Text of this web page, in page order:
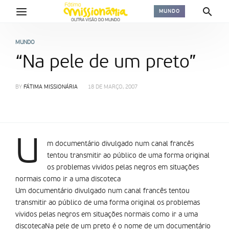
MUNDO
MUNDO
“Na pele de um preto”
BY FÁTIMA MISSIONÁRIA 18 DE MARÇO, 2007
U
m documentário divulgado num canal francês
tentou transmitir ao público de uma forma original
os problemas vividos pelas negros em situações
normais como ir a uma discoteca
Um documentário divulgado num canal francês tentou
transmitir ao público de uma forma original os problemas
vividos pelas negros em situações normais como ir a uma
discotecaNa pele de um preto é o nome de um documentário